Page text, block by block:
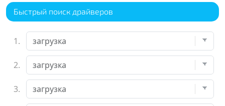
Быстрый поиск драйверов
1.
2.
3.